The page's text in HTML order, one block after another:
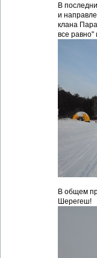
В
и
клана
все равно"
В общем
Шерегеш!